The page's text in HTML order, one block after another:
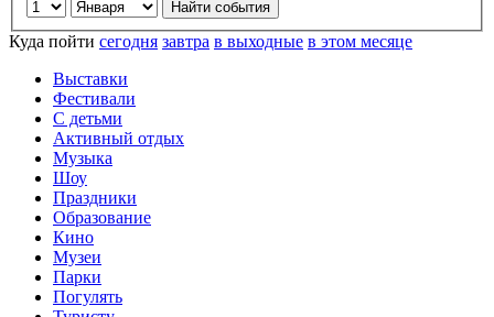
Куда пойти сегодня завтра в выходные в этом месяце
Выставки
Фестивали
С детьми
Активный отдых
Музыка
Шоу
Праздники
Образование
Кино
Музеи
Парки
Погулять